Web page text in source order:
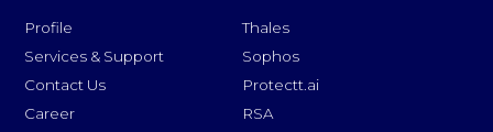
Profile
Services & Support
Contact Us
Career
Thales
Sophos
Protectt.ai
RSA